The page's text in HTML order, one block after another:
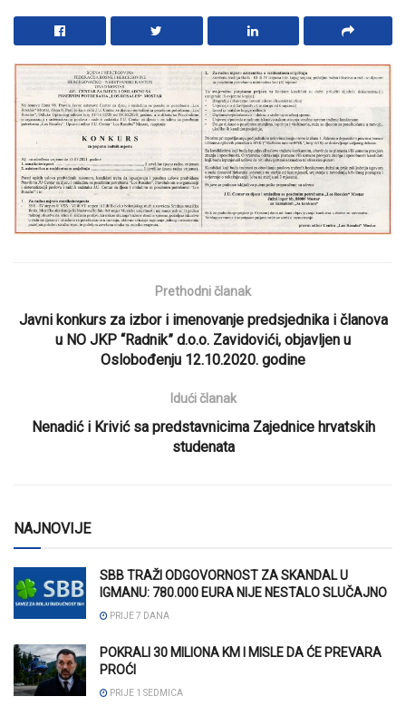
Prethodni članak
Javni konkurs za izbor i imenovanje predsjednika i članova
u NO JKP “Radnik” d.o.o. Zavidovići, objavljen u
Oslobođenju 12.10.2020. godine
Idući članak
Nenadić i Krivić sa predstavnicima Zajednice hrvatskih
studenata
NAJNOVIJE
SBB TRAŽI ODGOVORNOST ZA SKANDAL U
IGMANU: 780.000 EURA NIJE NESTALO SLUČAJNO
PRIJE 7 DANA
POKRALI 30 MILIONA KM I MISLE DA ĆE PREVARA
PROĆI
PRIJE 1 SEDMICA